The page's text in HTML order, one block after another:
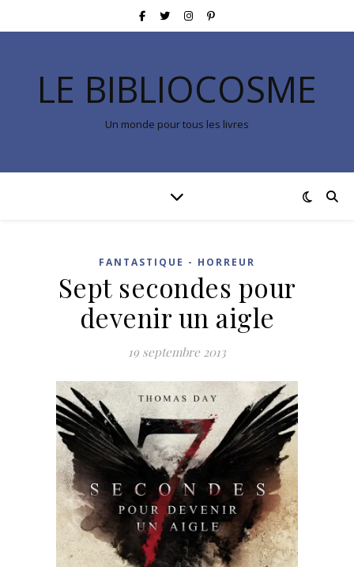
LE BIBLIOCOSME
Un monde pour tous les livres
FANTASTIQUE - HORREUR
Sept secondes pour
devenir un aigle
19 septembre 2013